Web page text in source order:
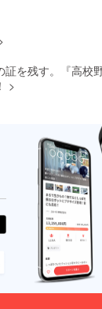
証を残す。『高校
>